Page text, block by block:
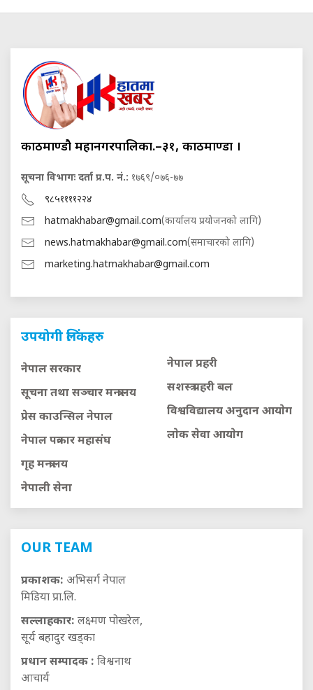
काठमाण्डौ महानगरपालिका.–३१, काठमाण्डौं ।
सूचना विभागः दर्ता प्र.प. नं.: १७६९/०७६-७७
९८५११११२२४
hatmakhabar@gmail.com(कार्यालय प्रयोजनको लागि)
news.hatmakhabar@gmail.com(समाचारको लागि)
marketing.hatmakhabar@gmail.com
उपयोगी लिंकहरु
नेपाल सरकार
सूचना तथा सञ्चार मन्त्रालय
प्रेस काउन्सिल नेपाल
नेपाल पत्रकार महासंघ
गृह मन्त्रालय
नेपाली सेना
नेपाल प्रहरी
सशस्त्र प्रहरी बल
विश्वविद्यालय अनुदान आयाेग
लाेक सेवा आयाेग
OUR TEAM
प्रकाशक: अभिसर्ग नेपाल
मिडिया प्रा.लि.
सल्लाहकार: लक्ष्मण पोखरेल,
सूर्य बहादुर खड्का
प्रधान सम्पादक : विश्वनाथ
आचार्य